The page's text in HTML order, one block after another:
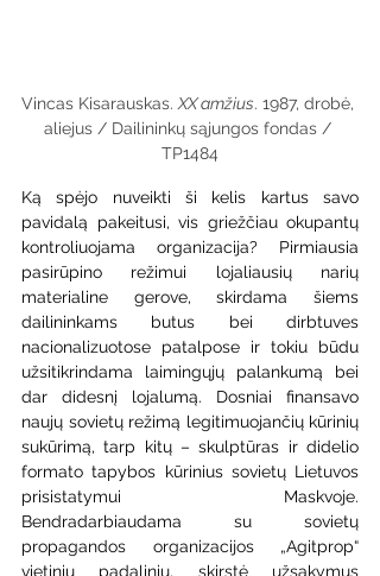
Vincas Kisarauskas. XX amžius. 1987, drobė,
aliejus / Dailininkų sąjungos fondas /
TP1484
Ką spėjo nuveikti ši kelis kartus savo
pavidalą pakeitusi, vis griežčiau okupantų
kontroliuojama organizacija? Pirmiausia
pasirūpino režimui lojaliausių narių
materialine gerove, skirdama šiems
dailininkams butus bei dirbtuves
nacionalizuotose patalpose ir tokiu būdu
užsitikrindama laimingųjų palankumą bei
dar didesnį lojalumą. Dosniai finansavo
naujų sovietų režimą legitimuojančių kūrinių
sukūrimą, tarp kitų – skulptūras ir didelio
formato tapybos kūrinius sovietų Lietuvos
prisistatymui Maskvoje.
Bendradarbiaudama su sovietų
propagandos organizacijos „Agitprop“
vietiniu padaliniu, skirstė užsakymus